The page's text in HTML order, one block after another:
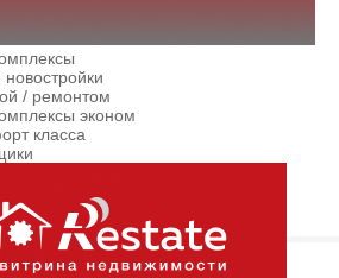
/ ремонтом
эконом
класса